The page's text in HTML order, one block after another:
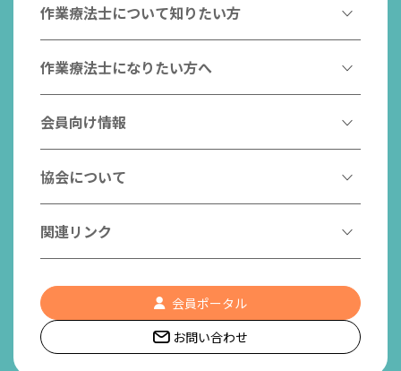
作業療法士について知りたい方
作業療法とは
作業療法士とは
はたらく作業療法士
作業療法士の支援を受ける
チームの中で活躍する作業療法士
認知症の方への作業療法
作業療法士になりたい方へ
作業療法士になるには
作業療法士として活躍する先輩
こんなところで活躍！作業療法士
入会案内
会員向け情報
協会からのお知らせ
研修会一覧
日本作業療法学会
協会について
会長挨拶
社員名簿
組織図
作業療法の定義
関連リンク
都道府県作業療法士会
作業療法士養成校一覧
会員ポータル
お問い合わせ